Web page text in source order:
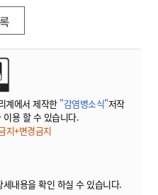
계에서 제작한 "감염병소식"저작
이용 할 수 있습니다.
지+변경금지
내용을 확인 하실 수 있습니다.